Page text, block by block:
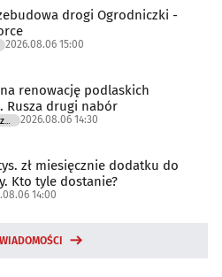
drogi Ogrodniczki -
2026.08.06 15:00
na renowację podlaskich
Rusza drugi nabór
KULTURA I ROZRYWKA 2026.08.06 14:30
zł miesięcznie dodatku do
Kto tyle dostanie?
14:00